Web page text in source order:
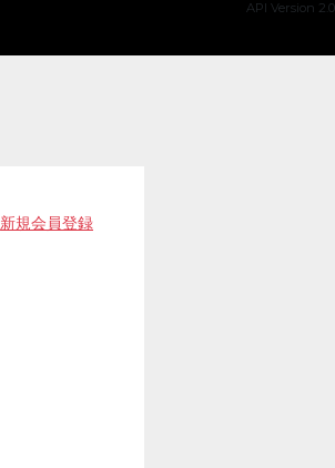
API Version 2.0
新規会員登録